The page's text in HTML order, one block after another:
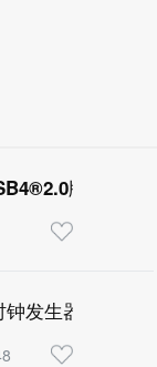
版等高速
发生器为下一